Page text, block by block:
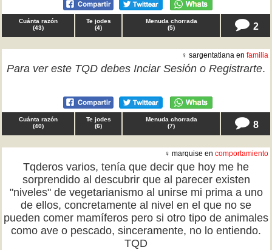
Cuánta razón
(43)
Te jodes
(4)
Menuda chorrada
(5) 2
♀ sargentatiana en familia
Para ver este TQD debes Inciar Sesión o Registrarte.
Cuánta razón
(40)
Te jodes
(6)
Menuda chorrada
(7) 8
♀ marquise en comportamiento
Tqderos varios, tenía que decir que hoy me he
sorprendido al descubrir que al parecer existen
"niveles" de vegetarianismo al unirse mi prima a uno
de ellos, concretamente al nivel en el que no se
pueden comer mamíferos pero si otro tipo de animales
como ave o pescado, sinceramente, no lo entiendo.
TQD